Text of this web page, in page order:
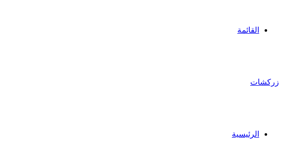
القائمة
زركشات
الرئيسية